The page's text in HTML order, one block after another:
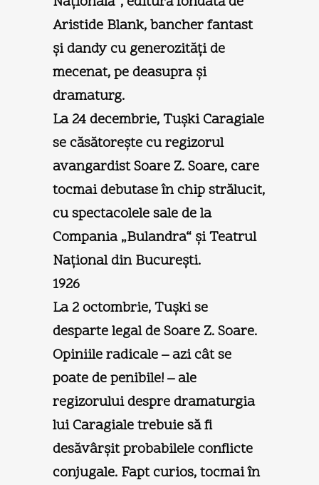
Aristide Blank, bancher fantast
şi dandy cu generozităţi de
mecenat, pe deasupra şi
dramaturg.
La 24 decembrie, Tuşki Caragiale
se căsătoreşte cu regizorul
avangardist Soare Z. Soare, care
tocmai debutase în chip strălucit,
cu spectacolele sale de la
Compania „Bulandra“ şi Teatrul
Naţional din Bucureşti.
1926
La 2 octombrie, Tuşki se
desparte legal de Soare Z. Soare.
Opiniile radicale – azi cât se
poate de penibile! – ale
regizorului despre dramaturgia
lui Caragiale trebuie să fi
desăvârşit probabilele conflicte
conjugale. Fapt curios, tocmai în